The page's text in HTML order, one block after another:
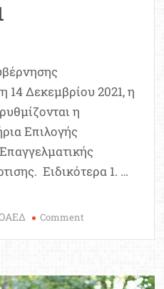
14 Δεκεμβρίου 2021, η
η
Επιλογής
Ειδικότερα 1. …
Comment
Μονάδων